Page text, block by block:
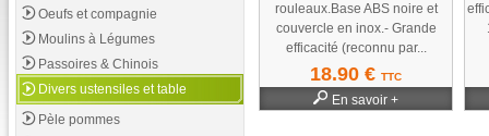
Oeufs et compagnie
Moulins à Légumes
Passoires & Chinois
Divers ustensiles et table
Pèle pommes
rouleaux.Base ABS noire et
couvercle en inox.- Grande
efficacité (reconnu par...
18.90 € TTC
En savoir +